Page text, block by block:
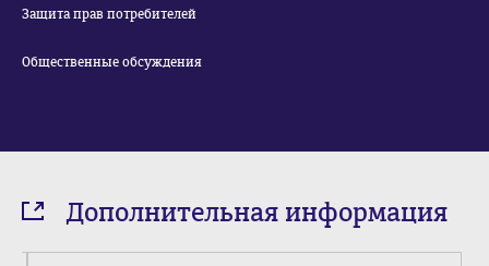
Защита прав потребителей
Общественные обсуждения
Дополнительная информация